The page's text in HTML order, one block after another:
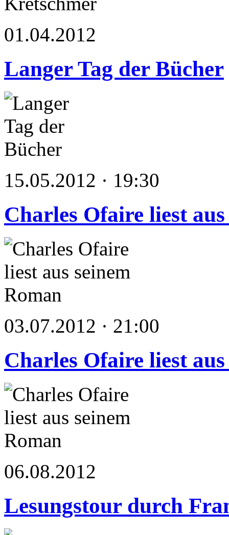
01.04.2012
Langer Tag der Bücher
15.05.2012 · 19:30
Charles Ofaire liest
03.07.2012 · 21:00
Charles Ofaire liest
06.08.2012
Lesungstour durch